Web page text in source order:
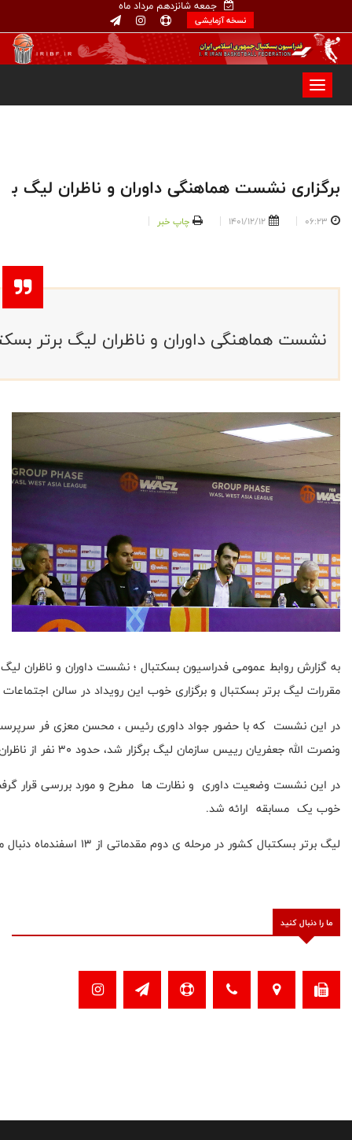
جمعه شانزدهم مرداد ماه
نسخه آزمایشی
برگزاری نشست هماهنگی داوران و ناظران لیگ
06:23
1401/12/12 چاپ خبر
نشست هماهنگی داوران و ناظران لیگ برتر
به گزارش روابط عمومی فدراسیون بسکتبال ؛ نشست داوران و ناظران
مقررات لیگ برتر بسکتبال و برگزاری خوب این رویداد در سالن
در این نشست که با حضور جواد داوری رئیس ، محسن معزی فر
ونصرت الله جعفریان رییس سازمان لیگ برگزار شد، حدود ۳۰ نفر از ناظران و داوران لیگ برتری حضور داشتند.
در این نشست وضعیت داوری و نظارت ها مطرح و مورد بررسی قرار
خوب یک مسابقه ارائه شد.
لیگ برتر بسکتبال کشور در مرحله ی دوم مقدماتی از ۱۳ اسفندماه دنبال می شود .
ما را دنبال کنید